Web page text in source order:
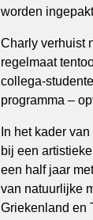
worden
Charly verhuist
regelmaat
collega-
programma –
In het kader
bij een
een half jaar
van natuurlijke
Griekenland en